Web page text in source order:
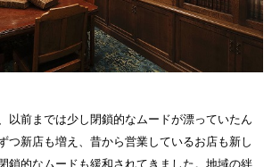
以前までは少し閉鎖的なムードが漂っていたん
つ新店も増え、昔から営業しているお店も新し
鎖的なムードも緩和されてきました。地域の絆